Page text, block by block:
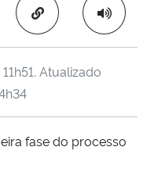
Copiar para área
. Atualizado
fase do processo